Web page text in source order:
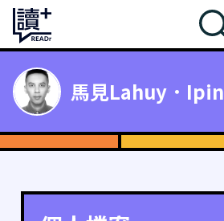
馬見Lahuy．Ipin